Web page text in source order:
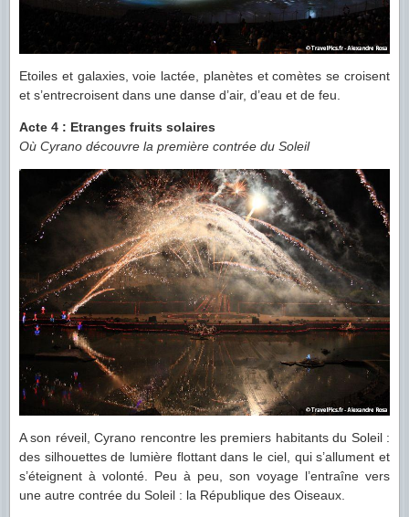
Etoiles et galaxies, voie lactée, planètes et comètes se croisent
et s’entrecroisent dans une danse d’air, d’eau et de feu.
Acte 4 : Etranges fruits solaires
Où Cyrano découvre la première contrée du Soleil
A son réveil, Cyrano rencontre les premiers habitants du Soleil :
des silhouettes de lumière flottant dans le ciel, qui s’allument et
s’éteignent à volonté. Peu à peu, son voyage l’entraîne vers
une autre contrée du Soleil : la République des Oiseaux.